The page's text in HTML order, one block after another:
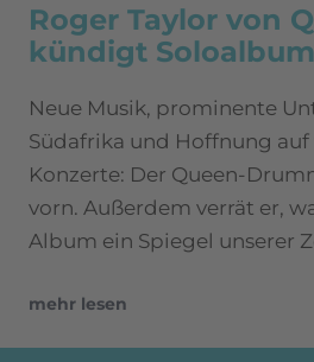
Roger Taylor von
kündigt
Neue Musik, prominente
Südafrika und Hoffnung
Konzerte: Der Queen-
vorn. Außerdem verrät er,
Album ein Spiegel unserer
mehr lesen